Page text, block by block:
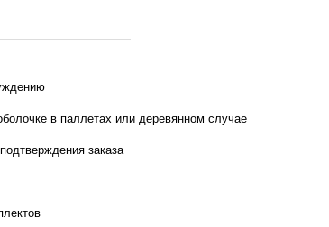
в паллетах или деревянном случае
заказа